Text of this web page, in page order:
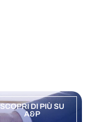
SCOPRI DI PIÙ SU
A&P